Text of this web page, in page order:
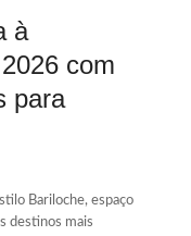
à
com
para
Bariloche, espaço
destinos mais